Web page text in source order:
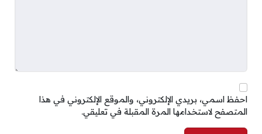
احفظ اسمي، بريدي الإلكتروني، والموقع الإلكتروني في هذا
المتصفح لاستخدامها المرة المقبلة في تعليقي.